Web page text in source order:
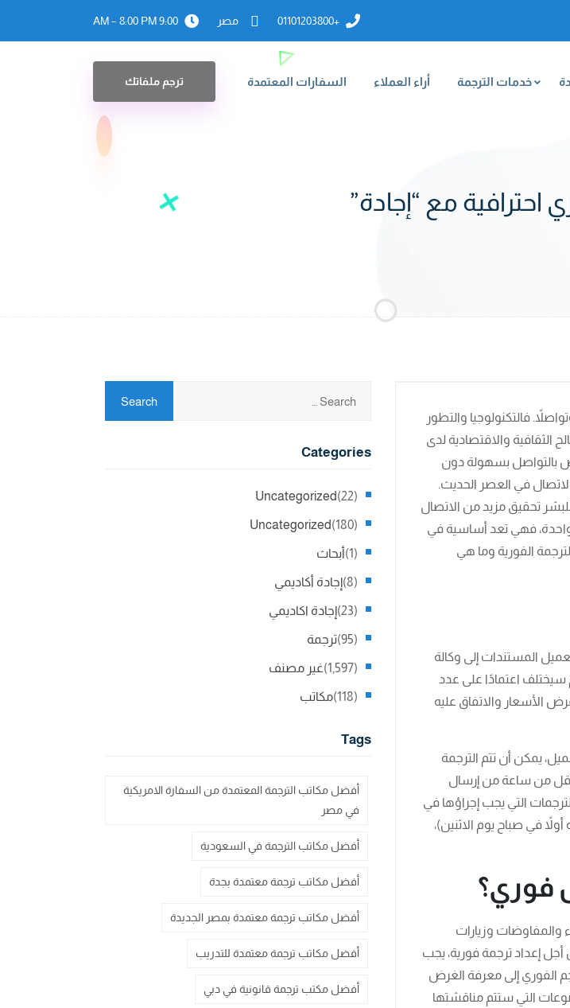
+01101203800 مصر 9:00 AM – 8:00 PM
خدمات الترجمة أراء العملاء السفارات المعتمدة ترجم ملفاتك
مع “إجادة”
فالتكنولوجيا والتطور
الثقافية والاقتصادية لدى
بالتواصل بسهولة دون
في العصر الحديث.
تحقيق مزيد من الاتصال
فهي تعد أساسية في
الفورية وما هي
المستندات إلى وكالة
سيختلف اعتمادًا على عدد
الأسعار والاتفاق عليه
يمكن أن تتم الترجمة
في أقل من ساعة من إرسال
التي يجب إجراؤها في
في صباح يوم الاثنين)،
فوري؟
والمفاوضات وزيارات
إعداد ترجمة فورية، يجب
الفوري إلى معرفة الغرض
التي ستتم مناقشتها
Categories
Uncategorized (22)
Uncategorized (180)
أبحاث (1)
إجادة أكاديمي (8)
إجادة اكاديمي (23)
ترجمة (95)
غير مصنف (1,597)
مكاتب (118)
Tags
أفضل مكاتب الترجمة المعتمدة من السفارة الامريكية
في مصر
أفضل مكاتب الترجمة في السعودية
أفضل مكاتب ترجمة معتمدة بجدة
أفضل مكاتب ترجمة معتمدة بمصر الجديدة
أفضل مكاتب ترجمة معتمدة للتدريب
أفضل مكتب ترجمة قانونية في دبي